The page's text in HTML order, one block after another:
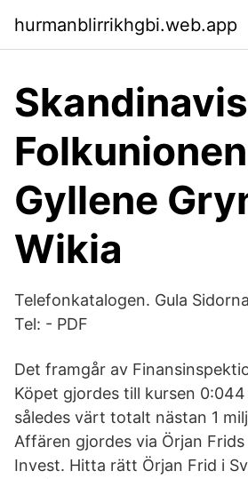
hurmanblirrikhgbi.web.app
Gyllene
Wikia
Telefonkatalogen. Gula
Tel: - PDF
Det framgår av
Köpet gjordes till kursen
således värt totalt nästan 1
Affären gjordes via Örjan
Invest. Hitta rätt Örjan Frid i